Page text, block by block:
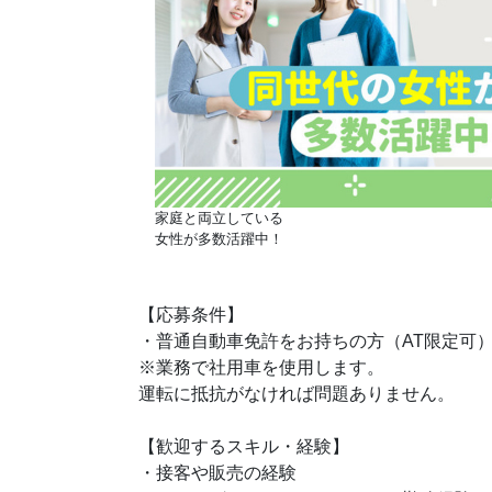
家庭と両立している
女性が多数活躍中！
【応募条件】
・普通自動車免許をお持ちの方（AT限定可
※業務で社用車を使用します。
運転に抵抗がなければ問題ありません。
【歓迎するスキル・経験】
・接客や販売の経験